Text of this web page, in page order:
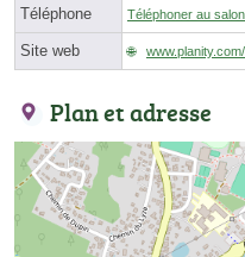
Téléphone Téléphoner au
Site web
Plan et adresse